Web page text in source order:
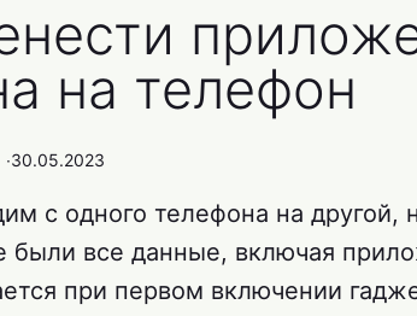
на телефон
∙30.05.2023
с одного телефона на другой,
были все данные, включая
при первом включении